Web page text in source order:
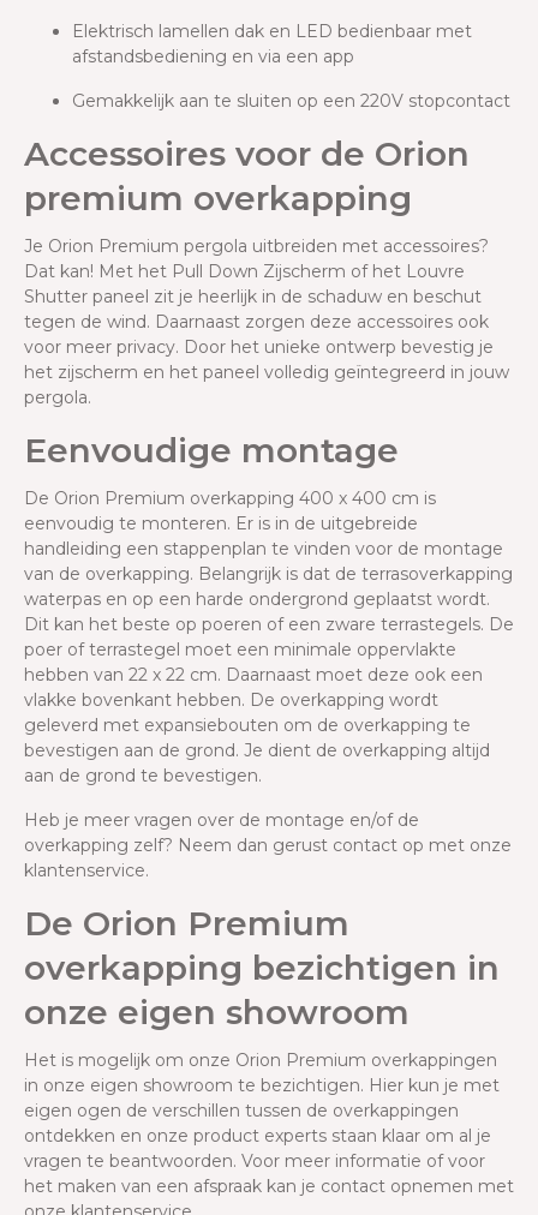
Elektrisch lamellen dak en LED bedienbaar met
afstandsbediening en via een app
Gemakkelijk aan te sluiten op een 220V stopcontact
Accessoires voor de Orion
premium overkapping
Je Orion Premium pergola uitbreiden met accessoires?
Dat kan! Met het Pull Down Zijscherm of het Louvre
Shutter paneel zit je heerlijk in de schaduw en beschut
tegen de wind. Daarnaast zorgen deze accessoires ook
voor meer privacy. Door het unieke ontwerp bevestig je
het zijscherm en het paneel volledig geïntegreerd in jouw
pergola.
Eenvoudige montage
De Orion Premium overkapping 400 x 400 cm is
eenvoudig te monteren. Er is in de uitgebreide
handleiding een stappenplan te vinden voor de montage
van de overkapping. Belangrijk is dat de terrasoverkapping
waterpas en op een harde ondergrond geplaatst wordt.
Dit kan het beste op poeren of een zware terrastegels. De
poer of terrastegel moet een minimale oppervlakte
hebben van 22 x 22 cm. Daarnaast moet deze ook een
vlakke bovenkant hebben. De overkapping wordt
geleverd met expansiebouten om de overkapping te
bevestigen aan de grond. Je dient de overkapping altijd
aan de grond te bevestigen.
Heb je meer vragen over de montage en/of de
overkapping zelf? Neem dan gerust contact op met onze
klantenservice.
De Orion Premium
overkapping bezichtigen in
onze eigen showroom
Het is mogelijk om onze Orion Premium overkappingen
in onze eigen showroom te bezichtigen. Hier kun je met
eigen ogen de verschillen tussen de overkappingen
ontdekken en onze product experts staan klaar om al je
vragen te beantwoorden. Voor meer informatie of voor
het maken van een afspraak kan je contact opnemen met